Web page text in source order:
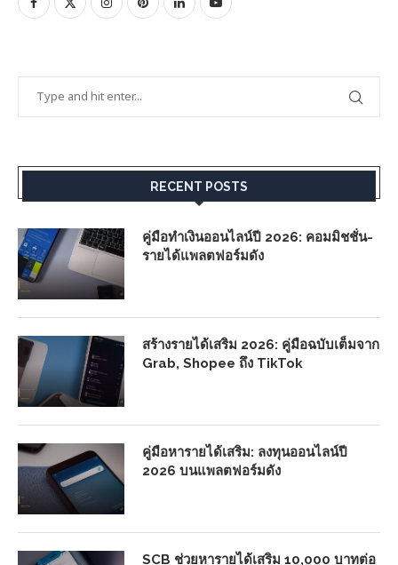
RECENT POSTS
คู่มือทำเงินออนไลน์ปี 2026: คอมมิชชั่น-
รายได้แพลตฟอร์มดัง
สร้างรายได้เสริม 2026: คู่มือฉบับเต็มจาก
Grab, Shopee ถึง TikTok
คู่มือหารายได้เสริม: ลงทุนออนไลน์ปี
2026 บนแพลตฟอร์มดัง
SCB ช่วยหารายได้เสริม 10,000 บาทต่อ